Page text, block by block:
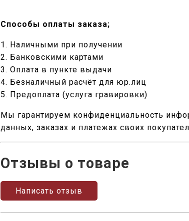
Способы оплаты заказа;
1. Наличными при получении
2. Банковскими картами
3. Оплата в пункте выдачи
4. Безналичный расчёт для юр.лиц
5. Предоплата (услуга гравировки)
Мы гарантируем конфиденциальность
данных, заказах и платежах своих
Отзывы о товаре
Написать отзыв